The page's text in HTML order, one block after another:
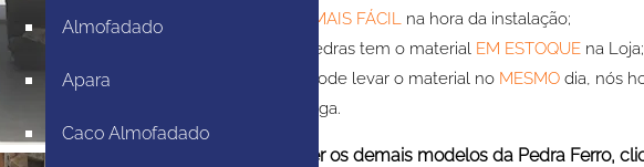
Almofadado
Apara
Caco Almofadado
MAIS FÁCIL
na hora da instalação;
A JR Pedras tem o material EM ESTOQUE na Loja;
Você pode levar o material no MESMO dia, nós
a entrega.
+ Para ver os demais modelos da Pedra Ferro,